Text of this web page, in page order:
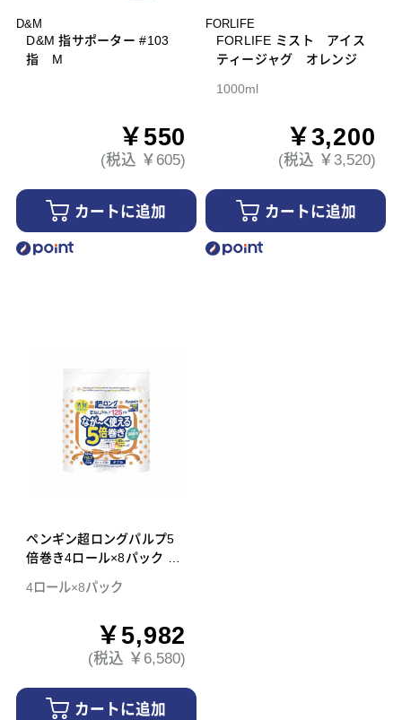
D&M
D&M 指サポーター #103
指 M
￥550
(税込 ￥605)
カートに追加
FORLIFE
FORLIFE ミスト アイス
ティージャグ オレンジ
1000ml
￥3,200
(税込 ￥3,520)
カートに追加
ペンギン超ロングパルプ5
倍巻き4ロール×8パック ダ
4ロール×8パック
￥5,982
(税込 ￥6,580)
カートに追加